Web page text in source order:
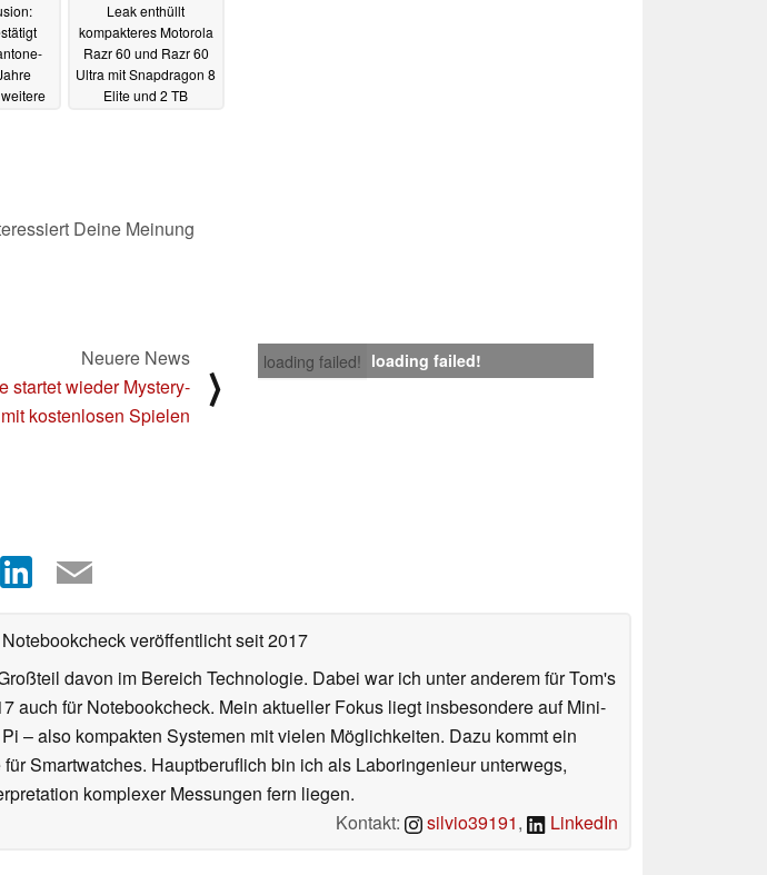
Leak enthüllt
kompakteres Motorola
Razr 60 und Razr 60
Ultra mit Snapdragon 8
Elite und 2 TB
Deine Meinung
loading failed! loading failed!
Neuere News
startet wieder Mystery-
kostenlosen Spielen
⟩
veröffentlichtseit 2017
davon im Bereich Technologie. Dabei war ich unter anderem für Tom's
auch für Notebookcheck. Mein aktueller Fokus liegt insbesondere auf Mini-
– also kompakten Systemen mit vielen Möglichkeiten. Dazu kommt ein
Smartwatches. Hauptberuflich bin ich als Laboringenieur unterwegs,
komplexer Messungen fern liegen.
Kontakt:
silvio39191, LinkedIn